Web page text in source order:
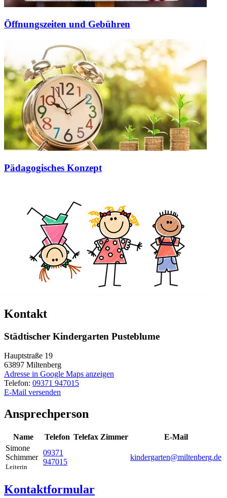
Öffnungszeiten und Gebühren
Pädagogisches Konzept
Kontakt
Städtischer Kindergarten Pusteblume
Hauptstraße 19
63897 Miltenberg
Adresse in Google Maps anzeigen
Telefon: 09371 947015
E-Mail versenden
Ansprechperson
Name Telefon Telefax Zimmer
E-Mail
Simone
Schimmer
Leiterin
09371
947015
kindergarten@miltenberg.de
Kontaktformular